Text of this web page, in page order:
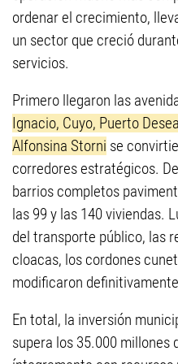
ordenar el crecimiento,
un sector que creció
servicios.
Primero llegaron las
Ignacio, Cuyo, Puerto
Alfonsina Storni se
corredores estratégicos.
barrios completos
las 99 y las 140 viviendas.
del transporte público, las
cloacas, los cordones
modificaron
En total, la inversión
supera los 35.000 millones